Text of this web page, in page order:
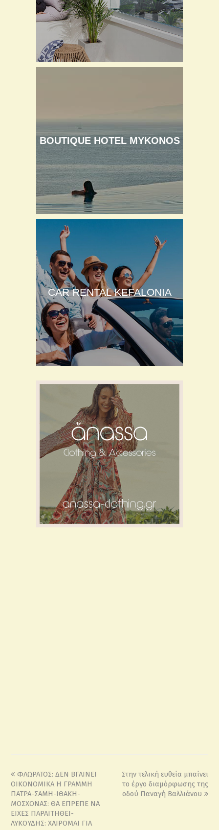
BOUTIQUE HOTEL MYKONOS
CAR RENTAL KEFALONIA
ΦΛΩΡΑΤΟΣ: ΔΕΝ ΒΓΑΙΝΕΙ
ΟΙΚΟΝΟΜΙΚΑ Η ΓΡΑΜΜΗ
ΠΑΤΡΑ-ΣΑΜΗ-ΙΘΑΚΗ-
ΜΟΣΧΟΝΑΣ: ΘΑ ΕΠΡΕΠΕ ΝΑ
ΕΙΧΕΣ ΠΑΡΑΙΤΗΘΕΙ-
ΛΥΚΟΥΔΗΣ: ΧΑΙΡΟΜΑΙ ΓΙΑ
Στην τελική ευθεία μπαίνει
το έργο διαμόρφωσης της
οδού Παναγή Βαλλιάνου